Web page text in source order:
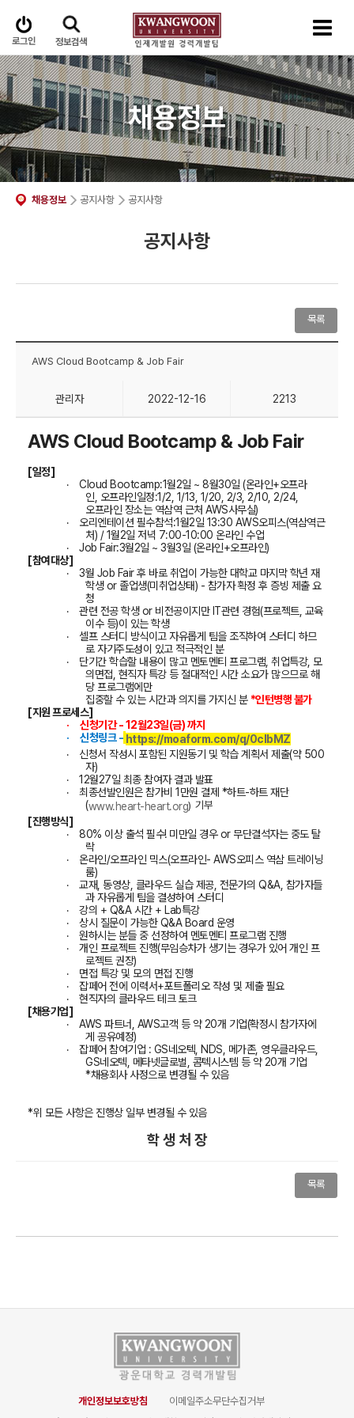
로그인 정보검색
채용정보
채용정보 공지사항 공지사항
공지사항
목록
AWS Cloud Bootcamp & Job Fair
관리자 2022-12-16 2213
AWS Cloud Bootcamp & Job Fair
[일정]
·
Cloud Bootcamp:1월2일 ~ 8월30일 (온라인+오프라
인 오프라인일정:1/2, 1/13, 1/20, 2/3, 2/10, 2/24,
오프라인 장소는 역삼역 근처 AWS사무실)
·
오리엔테이션 필수참석:1월2일 13:30 AWS오피스(역삼역근
처) / 1월2일 저녁 7:00-10:00 온라인 수업
·
Job Fair:3월2일 ~ 3월3일 (온라인+오프라인)
[참여대상]
·
3월 Job Fair후 바로 취업이 가능한 대학교 마지막 학년 재
학생or 졸업생(미취업상태) - 참가자 확정 후 증빙 제출 요
청
·
관련 전공 학생or 비전공이지만IT관련 경험(프로젝트 교육
이수 등)이 있는 학생
·
셀프 스터디 방식이고 자유롭게 팀을 조직하여 스터디 하므
로 자기주도성이 있고 적극적인 분
·
단기간 학습할 내용이 많고 멘토멘티 프로그램 취업특강, 모
의면접 현직자 특강 등 절대적인 시간 소요가 많으므로 해
당 프로그램에만
집중할 수 있는 시간과 의지를 가지신 분 *인턴병행 불가
[지원프로세스]
·
신청기간 -12월23일(금)까지
·
신청링크- https://moaform.com/q/0clbMZ
·
신청서 작성시 포함된 지원동기 및 학습 계획서 제출(약500
자)
·
12월27일 최종 참여자 결과 발표
·
최종선발인원은 참가비 1 만원 결제 *하트-하트 재단
(www.heart-heart.org) 기부
[진행방식]
·
80% 이상 출석 필수! 미만일 경우or 무단결석자는 중도 탈
락
·
온라인/오프라인 믹스(오프라인- AWS오피스 역삼 트레이닝
룸)
·
교재 동영상, 클라우드 실습 제공, 전문가의 Q&A, 참가자들
과 자유롭게 팀을 결성하여 스터디
·
강의 + Q&A시간+ Lab특강
·
상시 질문이 가능한Q&A Board 운영
·
원하시는 분들 중 선정하여 멘토멘티 프로그램 진행
·
개인 프로젝트 진행(무임승차가 생기는 경우가 있어 개인 프
로젝트 권장)
·
면접 특강 및 모의 면접 진행
·
잡페어 전에 이력서+포트폴리오 작성 및 제출 필요
·
현직자의 클라우드 테크 토크
[채용기업]
·
AWS 파트너 , AWS고객 등 약20개 기업(확정시 참가자에
게 공유예정)
·
잡페어 참여기업 : GS네오텍 , NDS, 메가존, 영우클라우드,
GS네오텍 메타넷글로벌 콤텍시스템 등 약20개 기업
*채용회사 사정으로 변경될 수 있음
*위 모든 사항은 진행상 일부 변경될 수 있음
학 생 처 장
목록
개인정보보호방침
이메일주소무단수집거부